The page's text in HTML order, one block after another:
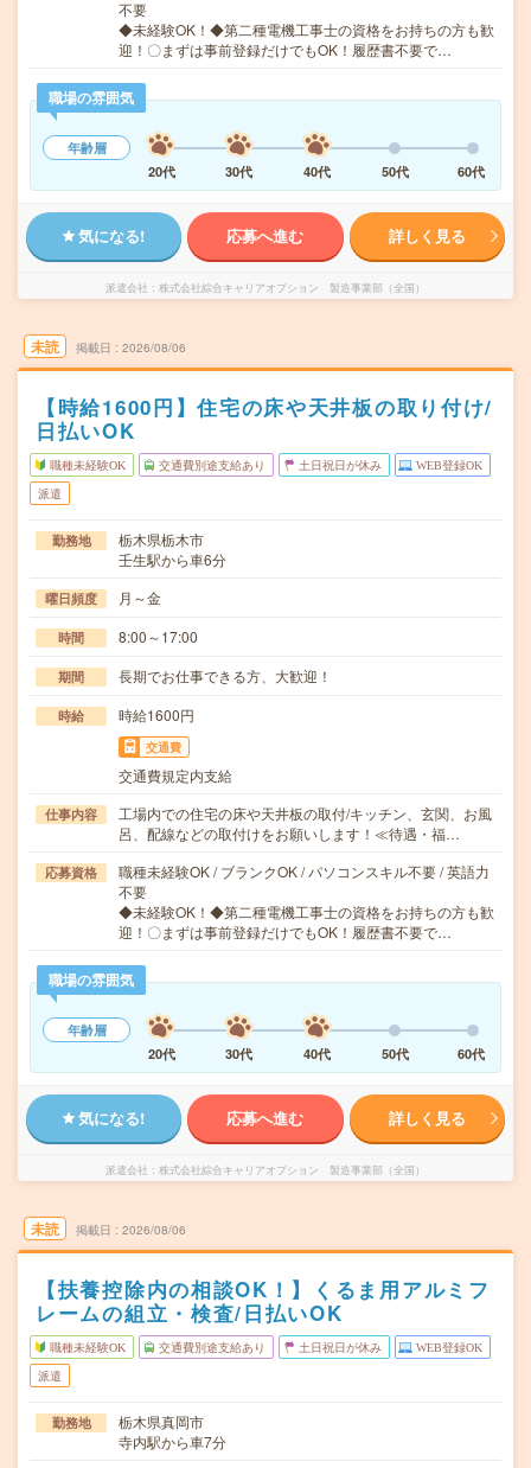
不要
◆未経験OK！◆第二種電機工事士の資格をお持ちの方も歓
迎！〇まずは事前登録だけでもOK！履歴書不要で…
職場の雰囲気
年齢層
20代
30代 40代 50代 60代
気になる! 応募へ進む 詳しく見る
派遣会社 株式会社綜合キャリアオプション 製造事業部（全国）
未読 掲載日 2026/08/06
【時給1600円】住宅の床や天井板の取り付け/
日払いOK
職種未経験OK 交通費別途支給あり 土日祝日が休み WEB登録OK
派遣
勤務地
栃木県栃木市
壬生駅から車6分
曜日頻度 月～金
時間 8:00～17:00
期間 長期でお仕事できる方、大歓迎！
時給 時給1600円
交通費
交通費規定内支給
仕事内容
工場内での住宅の床や天井板の取付/キッチン、玄関、お風
呂、配線などの取付けをお願いします！≪待遇・福…
応募資格
職種未経験OK / ブランクOK / パソコンスキル不要 / 英語力
不要
◆未経験OK！◆第二種電機工事士の資格をお持ちの方も歓
迎！〇まずは事前登録だけでもOK！履歴書不要で…
職場の雰囲気
年齢層
20代
30代 40代 50代 60代
気になる! 応募へ進む 詳しく見る
派遣会社 株式会社綜合キャリアオプション 製造事業部（全国）
未読 掲載日 2026/08/06
【扶養控除内の相談OK！】くるま用アルミフ
レームの組立・検査/日払いOK
職種未経験OK 交通費別途支給あり 土日祝日が休み WEB登録OK
派遣
勤務地
栃木県真岡市
寺内駅から車7分